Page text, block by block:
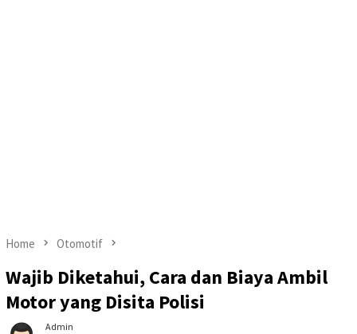
Home Otomotif
Wajib Diketahui, Cara dan Biaya Ambil
Motor yang Disita Polisi
Admin